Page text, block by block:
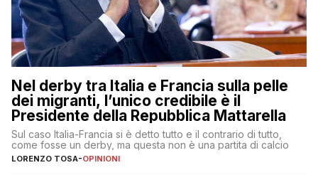
Nel derby tra Italia e Francia sulla pelle
dei migranti, l’unico credibile è il
Presidente della Repubblica Mattarella
Sul caso Italia-Francia si è detto tutto e il contrario di tutto,
come fosse un derby, ma questa non è una partita di calcio
LORENZO TOSA-OPINIONI